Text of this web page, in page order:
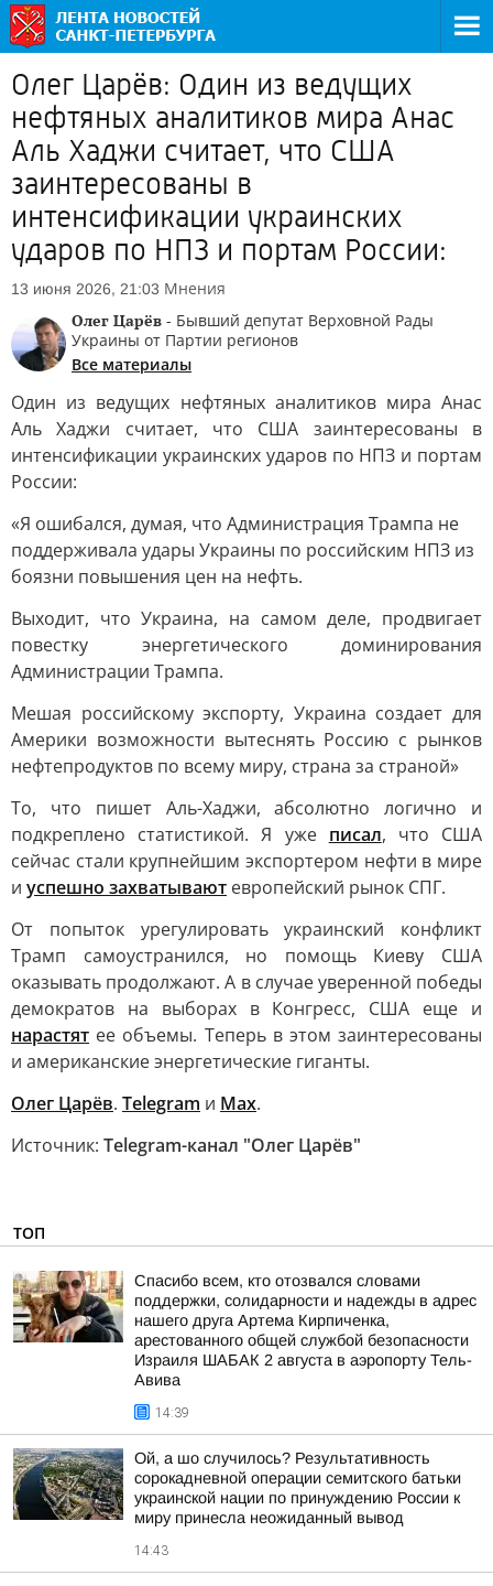
Олег Царёв: Один из ведущих
нефтяных аналитиков мира Анас
Аль Хаджи считает, что США
заинтересованы в
интенсификации украинских
ударов по НПЗ и портам России:
13 июня 2026, 21:03 Мнения
Олег Царёв - Бывший депутат Верховной Рады
Украины от Партии регионов
Все материалы
Один из ведущих нефтяных аналитиков мира Анас
Аль Хаджи считает, что США заинтересованы в
интенсификации украинских ударов по НПЗ и портам
России:
«Я ошибался, думая, что Администрация Трампа не
поддерживала удары Украины по российским НПЗ из
боязни повышения цен на нефть.
Выходит, что Украина, на самом деле, продвигает
повестку энергетического доминирования
Администрации Трампа.
Мешая российскому экспорту, Украина создает для
Америки возможности вытеснять Россию с рынков
нефтепродуктов по всему миру, страна за страной»
То, что пишет Аль-Хаджи, абсолютно логично и
подкреплено статистикой. Я уже писал, что США
сейчас стали крупнейшим экспортером нефти в мире
и успешно захватывают европейский рынок СПГ.
От попыток урегулировать украинский конфликт
Трамп самоустранился, но помощь Киеву США
оказывать продолжают. А в случае уверенной победы
демократов на выборах в Конгресс, США еще и
нарастят ее объемы. Теперь в этом заинтересованы
и американские энергетические гиганты.
Олег Царёв. Telegram и Max.
Источник: Telegram-канал "Олег Царёв"
ТОП
Спасибо всем, кто отозвался словами
поддержки, солидарности и надежды в адрес
нашего друга Артема Кирпиченка,
арестованного общей службой безопасности
Израиля ШАБАК 2 августа в аэропорту Тель-
Авива
14:39
Ой, а шо случилось? Результативность
сорокадневной операции семитского батьки
украинской нации по принуждению России к
миру принесла неожиданный вывод
14:43